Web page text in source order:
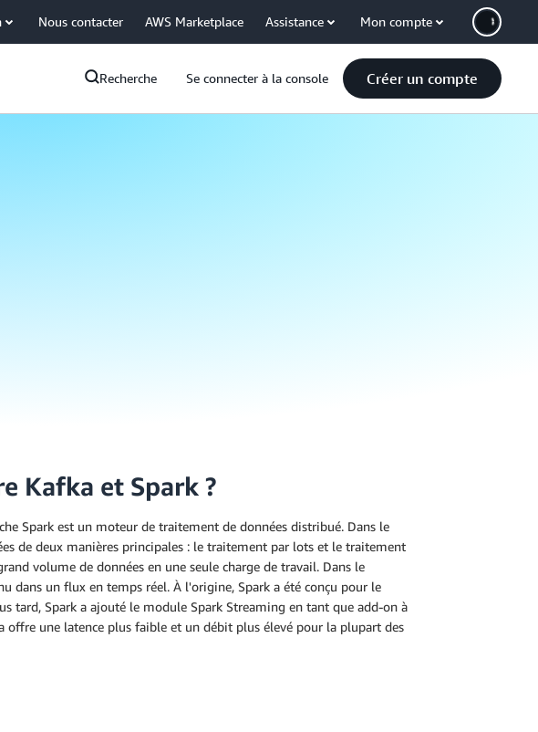
Nous contacter AWS Marketplace Assistance Mon compte
Recherche Se connecter à la console Créer un compte
Kafka et Spark ?
Spark est un moteur de traitement de données distribué. Dans le
de deux manières principales : le traitement par lots et le traitement
volume de données en une seule charge de travail. Dans le
dans un flux en temps réel. À l'origine, Spark a été conçu pour le
tard, Spark a ajouté le module Spark Streaming en tant que add-on à
offre une latence plus faible et un débit plus élevé pour la plupart des